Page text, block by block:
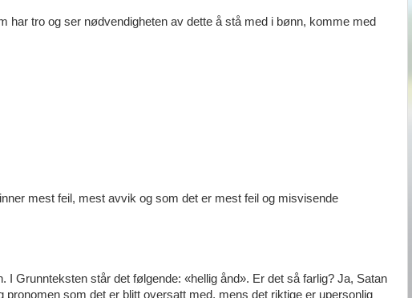
har tro og ser nødvendigheten av dette å stå med i bønn, komme med
mest feil, mest avvik og som det er mest feil og misvisende
I Grunnteksten står det følgende: «hellig ånd». Er det så farlig? Ja, Satan
som det er blitt oversatt med, mens det riktige er upersonlig